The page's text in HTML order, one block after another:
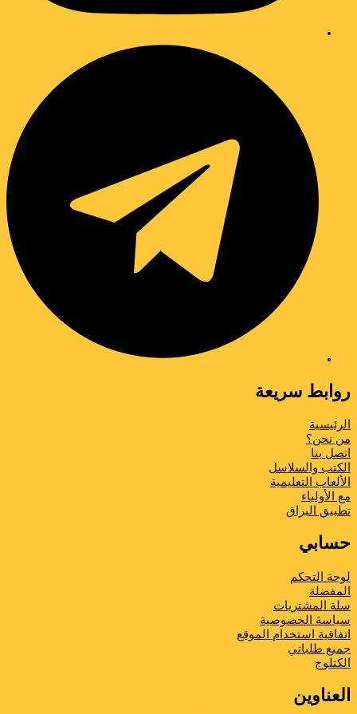
سريعة
نحن؟
بنا
والسلاسل
التعليمية
الأولياء
البراق
التحكم
المشتريات
الخصوصية
استخدام الموقع
طلباتي